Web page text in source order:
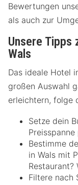
Bewertungen
als auch zur
Unsere Tipps
Wals
Das ideale Hotel
großen Auswahl
erleichtern, folge
Setze dein
Bestimme
in Wals mit
Filtere nach